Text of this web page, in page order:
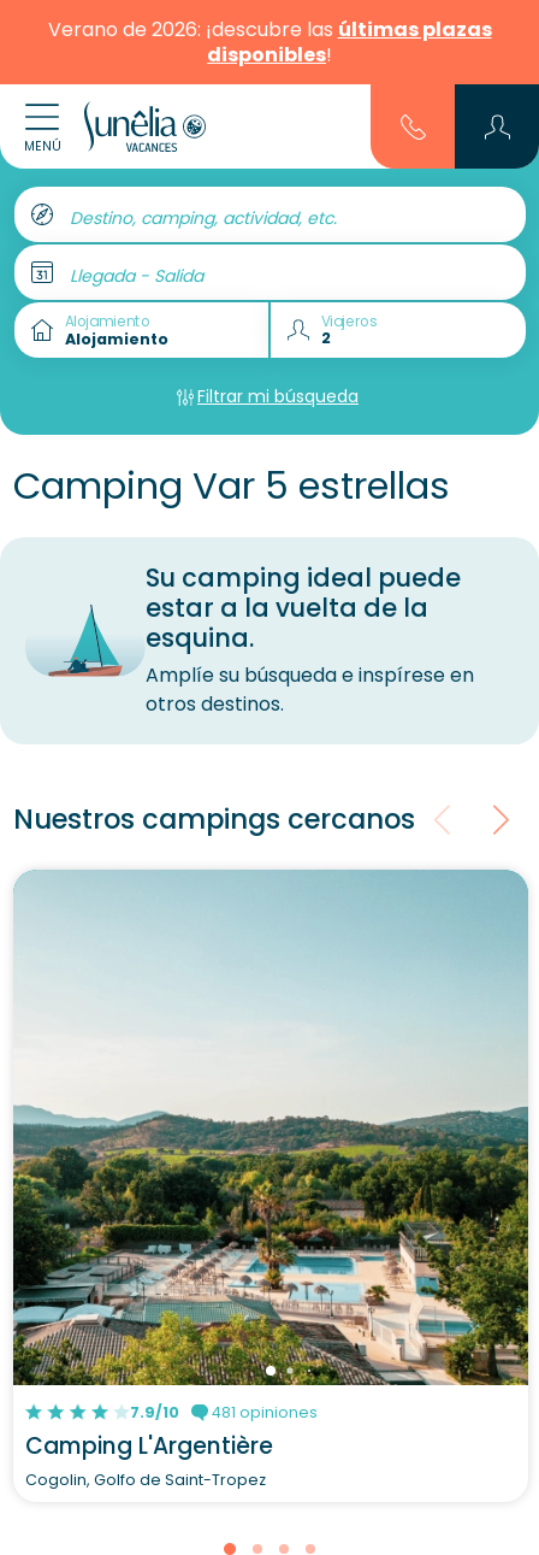
Verano de 2026: ¡descubre las últimas plazas
disponibles!
MENÚ
Destino, camping, actividad, etc.
Llegada - Salida
Alojamiento Viajeros
Filtrar mi búsqueda
Camping Var 5 estrellas
Su camping ideal puede
estar a la vuelta de la
esquina.
Amplíe su búsqueda e inspírese en
otros destinos.
Nuestros campings cercanos
7.9/10 481 opiniones
Camping L'Argentière
Cogolin, Golfo de Saint-Tropez